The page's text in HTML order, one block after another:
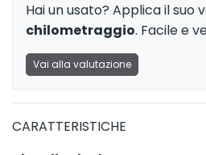
Hai un usato? Applica il
chilometraggio. Facile e
Vai alla valutazione
CARATTERISTICHE